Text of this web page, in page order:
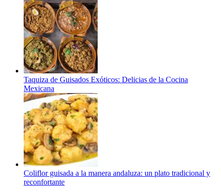
Taquiza de Guisados Exóticos: Delicias de la Cocina
Mexicana
Coliflor guisada a la manera andaluza: un plato tradicional y
reconfortante